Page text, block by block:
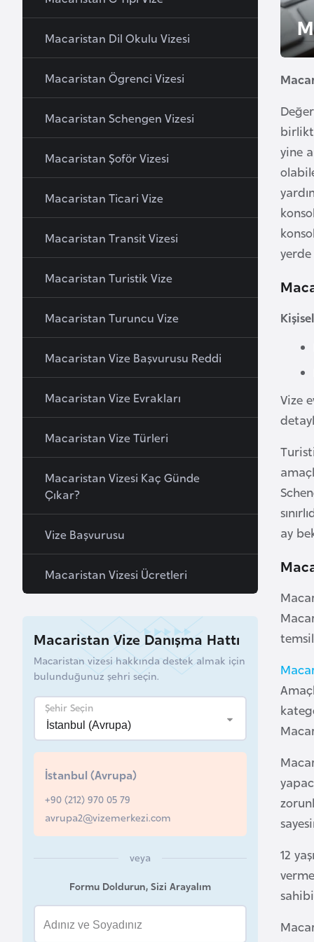
yine
yerde
Vize
ay
12
Macaristan Dil Okulu Vizesi
Macaristan Ögrenci Vizesi
Macaristan Schengen Vizesi
Macaristan Şoför Vizesi
Macaristan Ticari Vize
Macaristan Transit Vizesi
Macaristan Turistik Vize
Macaristan Turuncu Vize
Macaristan Vize Başvurusu Reddi
Macaristan Vize Evrakları
Macaristan Vize Türleri
Macaristan Vizesi Kaç Günde
Çıkar?
Vize Başvurusu
Macaristan Vizesi Ücretleri
Macaristan Vize Danışma Hattı
Macaristan vizesi hakkında destek almak için
bulunduğunuz şehri seçin.
Şehir Seçin
İstanbul (Avrupa)
+90 (212) 970 05 79
avrupa2@vizemerkezi.com
veya
Formu Doldurun, Sizi Arayalım
y
z
r
b
a
y
c
a
n
B
r
y
n
a
n
g
l
a
d
e
e
a
r
u
B
e
l
ç
k
a